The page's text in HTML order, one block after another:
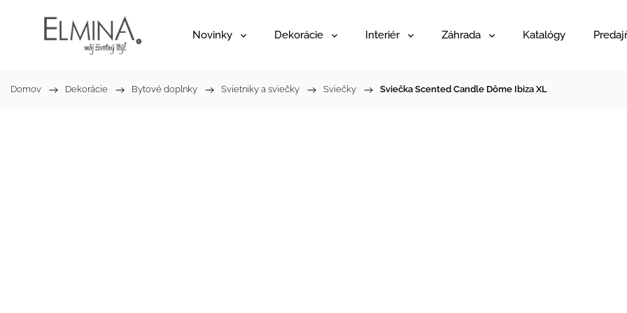
Novinky Dekorácie Interiér Záhrada Katalógy
Domov / Dekorácie / Bytové doplnky / Svietniky a sviečky / Sviečky / Sviečka Scented Candle Dôme Ibiza XL